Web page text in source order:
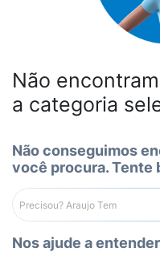
Não
a categoria
Não conseguimos
você procura. Tente
Nos ajude a